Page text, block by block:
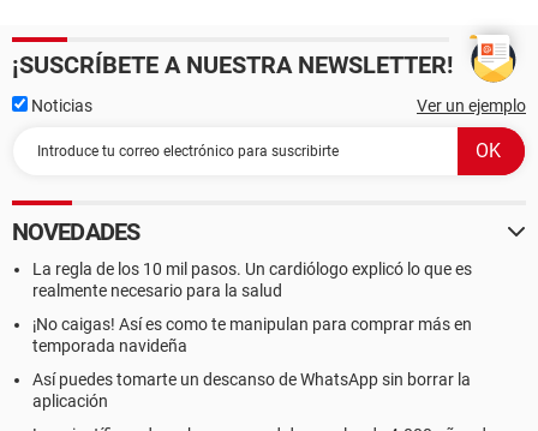
¡SUSCRÍBETE A NUESTRA NEWSLETTER!
Noticias Ver un ejemplo
NOVEDADES
La regla de los 10 mil pasos. Un cardiólogo explicó lo que es
realmente necesario para la salud
¡No caigas! Así es como te manipulan para comprar más en
temporada navideña
Así puedes tomarte un descanso de WhatsApp sin borrar la
aplicación